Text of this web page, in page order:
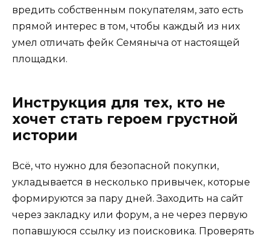
вредить собственным покупателям, зато есть
прямой интерес в том, чтобы каждый из них
умел отличать фейк Семяныча от настоящей
площадки.
Инструкция для тех, кто не
хочет стать героем грустной
истории
Всё, что нужно для безопасной покупки,
укладывается в несколько привычек, которые
формируются за пару дней. Заходить на сайт
через закладку или форум, а не через первую
попавшуюся ссылку из поисковика. Проверять